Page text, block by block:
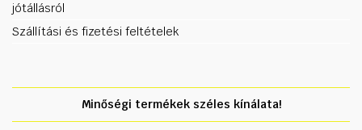
jótállásról
Szállítási és fizetési feltételek
Minőségi termékek széles kínálata!